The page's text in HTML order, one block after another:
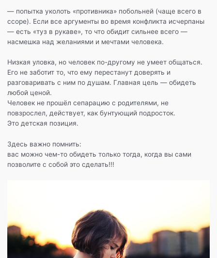
— попытка уколоть «противника» побольней (чаще всего в
ссоре). Если все аргументы во время конфликта исчерпаны
— есть «туз в рукаве», то что обидит сильнее всего —
насмешка над желаниями и мечтами человека.
Низкая уловка, но человек по-другому не умеет общаться.
Его не заботит то, что ему перестанут доверять и
разговаривать с ним по душам. Главная цель — обидеть
любой ценой.
Человек не прошёл сепарацию с родителями, не
повзрослел, действует, как бунтующий подросток.
Это детская позиция.
Здесь важно помнить:
вас можно чем-то обидеть только тогда, когда вы сами
позволите с собой это сделать!!!